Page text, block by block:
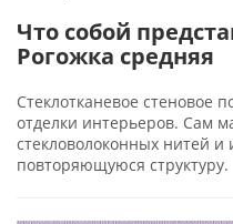
Что собой
Рогожка средняя
Стеклотканевое стеновое
отделки интерьеров. Сам
стекловолоконных нитей
повторяющуюся структуру.